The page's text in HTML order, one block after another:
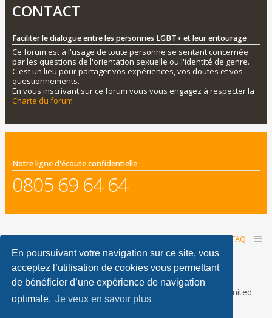
En poursuivant votre navigation sur ce site, vous
acceptez l’utilisation de cookies vous permettant
de bénéficier d’une expérience de navigation
optimale. Je veux en savoir plus
CONTACT
Faciliter le dialogue entre les personnes LGBT+ et leur entourage
Ce forum est à l'usage de toute personne se sentant concernée
par les questions de l'orientation sexuelle ou l'identité de genre.
C'est un lieu pour partager vos expériences, vos doutes et vos
questionnements.
En vous inscrivant sur ce forum vous vous engagez à respecter la
Charte du forum
Notre ligne d'écoute confidentielle
0805 69 64 64
FAQ
Nous sommes le 10 août 2026 07:15
® Forum Software © phpBB Limited
Traduction française officielle